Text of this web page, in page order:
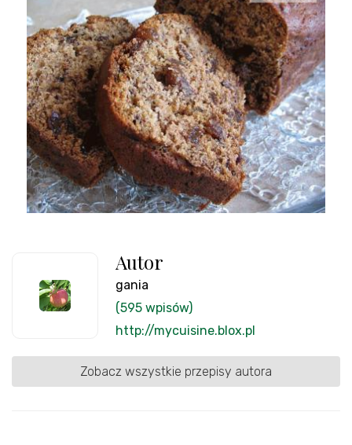
Autor
gania
(595 wpisów)
http://mycuisine.blox.pl
Zobacz wszystkie przepisy autora